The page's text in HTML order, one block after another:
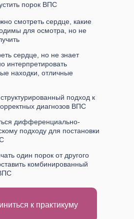
порок ВПС
смотреть сердце, какие
для осмотра, но не
сердце, но не знает
интерпретировать
находки, отличные
подход к
диагнозов ВПС
дифференциально-
подходу для постановки
один порок от другого
комбинированный
к практикуму